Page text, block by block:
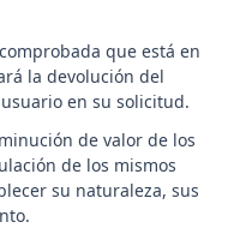
que está en
la devolución del
en su solicitud.
de valor de los
de los mismos
su naturaleza, sus